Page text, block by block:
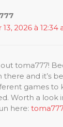
13, 2026 à 12:34
toma777!
there and it’s
games to
Worth a look
here: